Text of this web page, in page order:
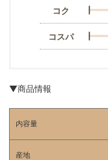
コク
コスパ
▼商品情報
内容量
産地